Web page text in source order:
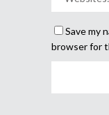
Save my
browser for